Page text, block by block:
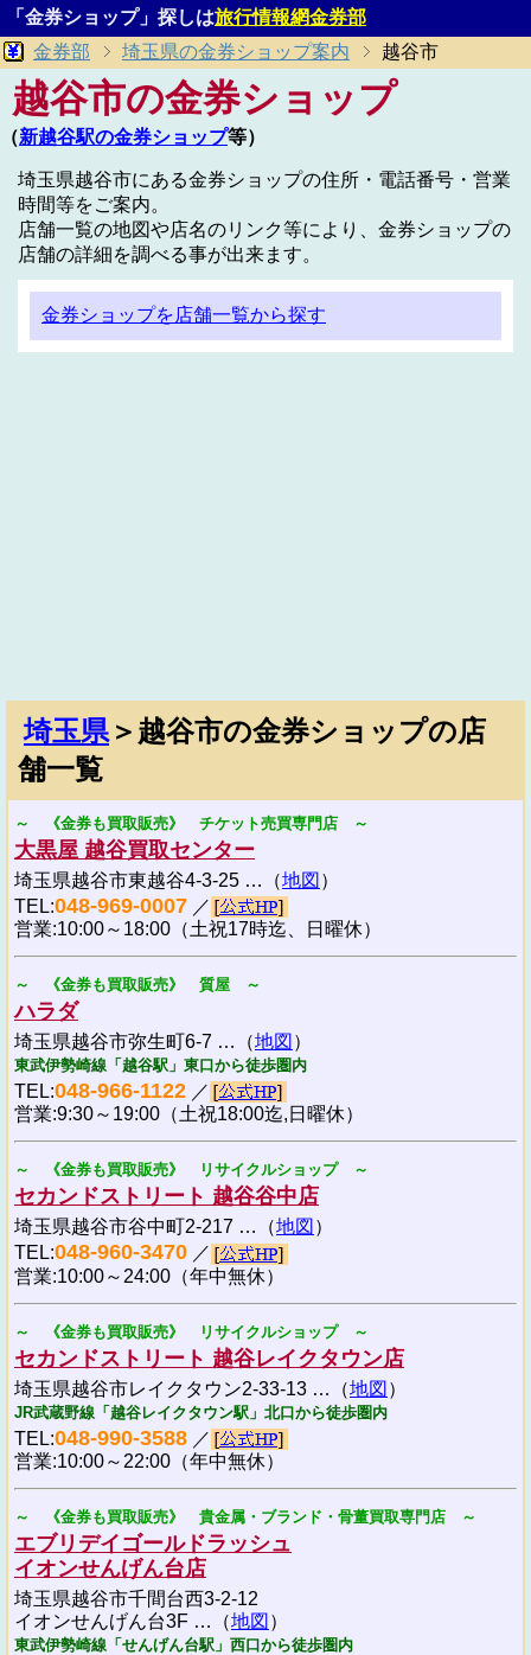
「金券ショップ」探しは旅行情報網金券部
金券部
埼玉県の金券ショップ案内 越谷市
越谷市の金券ショップ
（新越谷駅の金券ショップ等）
埼玉県越谷市にある金券ショップの住所・電話番号・営業
時間等をご案内。
店舗一覧の地図や店名のリンク等により、金券ショップの
店舗の詳細を調べる事が出来ます。
金券ショップを店舗一覧から探す
埼玉県＞越谷市の金券ショップの店
舗一覧
～ 《金券も買取販売》 チケット売買専門店 ～
大黒屋 越谷買取センター
埼玉県越谷市東越谷4-3-25 …（地図 ）
TEL:048-969-0007 ／
営業:10:00～18:00（土祝17時迄、日曜休）
～ 《金券も買取販売》 質屋 ～
ハラダ
埼玉県越谷市弥生町6-7 …（地図 ）
東武伊勢崎線「越谷駅」東口から徒歩圏内
TEL:048-966-1122 ／
営業:9:30～19:00（土祝18:00迄,日曜休）
～ 《金券も買取販売》 リサイクルショップ ～
セカンドストリート 越谷谷中店
埼玉県越谷市谷中町2-217 …（地図 ）
TEL:048-960-3470 ／
営業:10:00～24:00（年中無休）
～ 《金券も買取販売》 リサイクルショップ ～
セカンドストリート 越谷レイクタウン店
埼玉県越谷市レイクタウン2-33-13 …（地図 ）
JR武蔵野線「越谷レイクタウン駅」北口から徒歩圏内
TEL:048-990-3588 ／
営業:10:00～22:00（年中無休）
～ 《金券も買取販売》 貴金属・ブランド・骨董買取専門店 ～
エブリデイゴールドラッシュ
イオンせんげん台店
埼玉県越谷市千間台西3-2-12
イオンせんげん台3F …（地図 ）
東武伊勢崎線「せんげん台駅」西口から徒歩圏内